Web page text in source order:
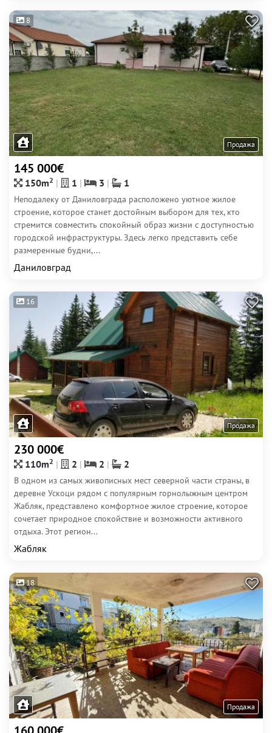
8
Продажа
145 000€
150m2 1 3 1
Неподалеку от Даниловграда расположено уютное жилое
строение, которое станет достойным выбором для тех, кто
стремится совместить спокойный образ жизни с доступностью
городской инфраструктуры. Здесь легко представить себе
размеренные будни,...
Даниловград
16
Продажа
230 000€
110m2 2 2 2
В одном из самых живописных мест северной части страны, в
деревне Ускоци рядом с популярным горнолыжным центром
Жабляк, представлено комфортное жилое строение, которое
сочетает природное спокойствие и возможности активного
отдыха. Этот регион...
Жабляк
18
Продажа